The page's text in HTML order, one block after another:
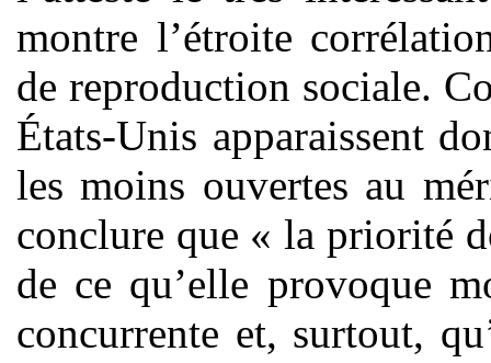
montre l’étroite
de reproduction sociale.
États-Unis apparaissent
les moins ouvertes au
conclure que « la priorité
de ce qu’elle provoque
concurrente et, surtout,